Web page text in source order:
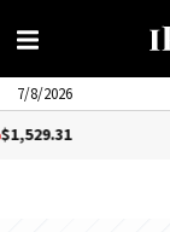
7/8/2026